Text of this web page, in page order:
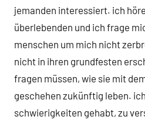
jemanden interessiert. ich
überlebenden und ich frage
menschen um mich nicht
nicht in ihren grundfesten
fragen müssen, wie sie mit
geschehen zukünftig leben.
schwierigkeiten gehabt, zu